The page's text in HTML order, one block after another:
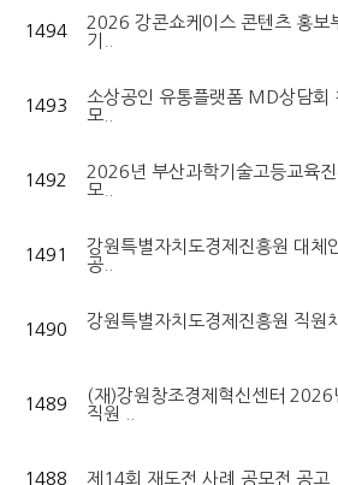
1494
2026 강콘쇼케이스 콘텐츠 홍보
기..
1493
소상공인 유통플랫폼 MD상담회
모..
1492
2026년 부산과학기술고등교육진
모..
1491
강원특별자치도경제진흥원 대체
공..
1490 강원특별자치도경제진흥원 직원
1489
(재)강원창조경제혁신센터 2026
직원 ..
1488 제14회 재도전 사례 공모전 공고